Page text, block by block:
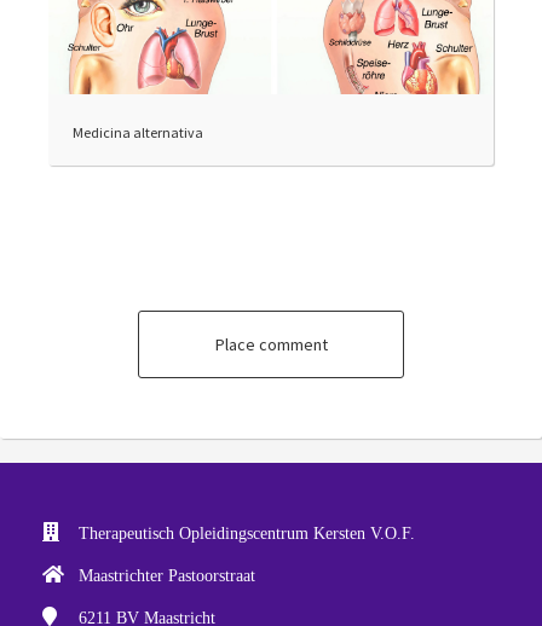
Medicina alternativa
Place comment
Therapeutisch Opleidingscentrum Kersten V.O.F.
Maastrichter Pastoorstraat
6211 BV Maastricht